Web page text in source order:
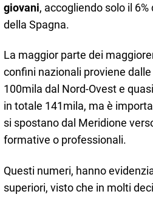
giovani, accogliendo solo il
della Spagna.
La maggior parte dei
confini nazionali proviene
100mila dal Nord-Ovest e
in totale 141mila, ma è
si spostano dal Meridione
formative o professionali.
Questi numeri, hanno
superiori, visto che in molti